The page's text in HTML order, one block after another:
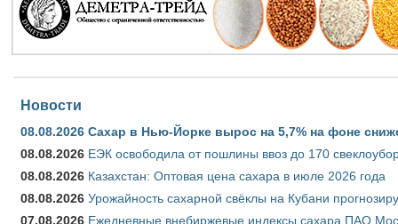
Новости
08.08.2026 Сахар в Нью-Йорке вырос на 5,7% на фоне
08.08.2026 ЕЭК освободила от пошлины ввоз до 170
08.08.2026 Казахстан: Оптовая цена сахара в июле 2026 года
08.08.2026 Урожайность сахарной свёклы на Кубани
07.08.2026 Ежедневные внебиржевые индексы сахара ПАО